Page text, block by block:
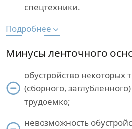
спецтехники.
Подробнее
Минусы ленточного
обустройство некоторых
(сборного,
трудоемко;
невозможность